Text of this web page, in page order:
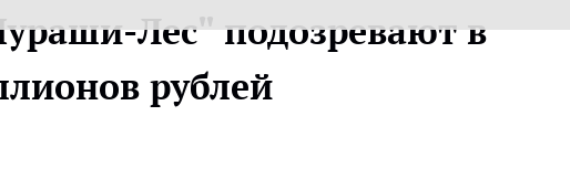
Лес" подозревают в
рублей